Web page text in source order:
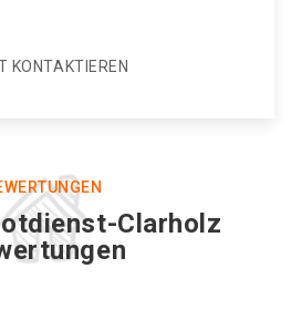
KONTAKTIEREN
Clarholz